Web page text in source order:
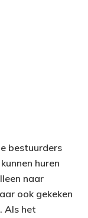
bestuurders
huren
naar
ook gekeken
Als het